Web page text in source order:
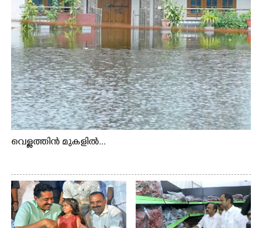
വെള്ളത്തിൻ മുകളിൽ...